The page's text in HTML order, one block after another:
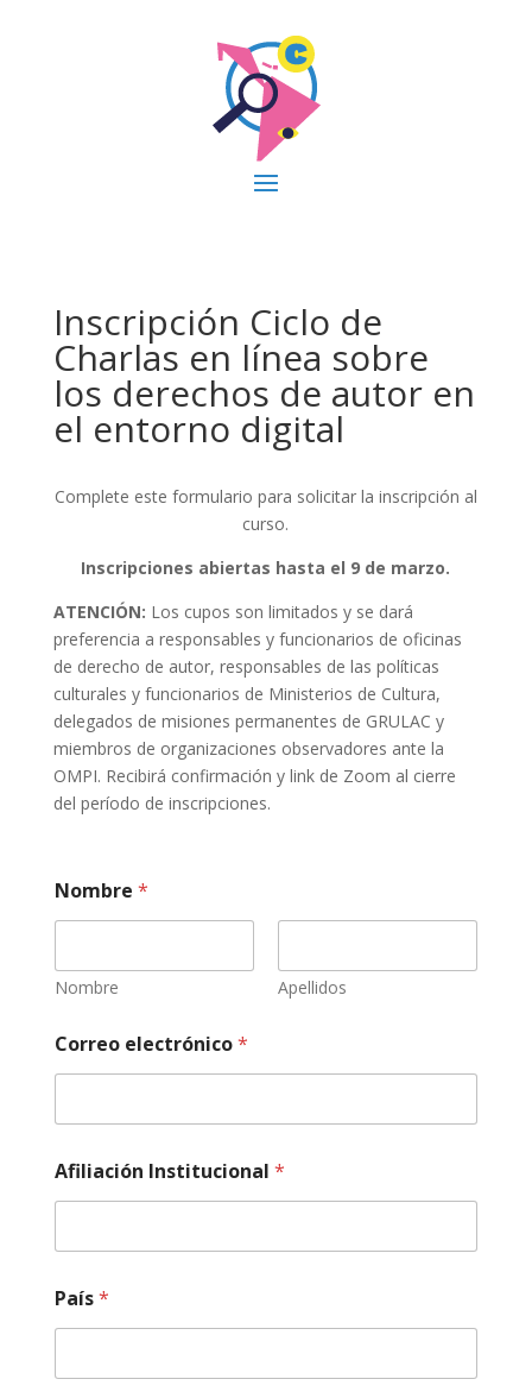
Inscripción Ciclo de
Charlas en línea sobre
los derechos de autor en
el entorno digital
Complete este formulario para solicitar la inscripción al
curso.
Inscripciones abiertas hasta el 9 de marzo.
ATENCIÓN: Los cupos son limitados y se dará
preferencia a responsables y funcionarios de oficinas
de derecho de autor, responsables de las políticas
culturales y funcionarios de Ministerios de Cultura,
delegados de misiones permanentes de GRULAC y
miembros de organizaciones observadores ante la
OMPI. Recibirá confirmación y link de Zoom al cierre
del período de inscripciones.
n
s
i
t
c
i
o
a
i
t
r
s
a
Nombre *
Nombre Apellidos
Correo electrónico*
Afiliación Institucional *
País*